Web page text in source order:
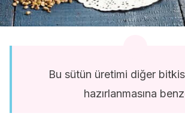
Bu sütün üretimi diğer
hazırlanmasına